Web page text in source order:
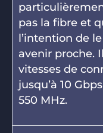
pas la fibre et
l’intention de
avenir proche.
vitesses de
jusqu’à 10
550 MHz.